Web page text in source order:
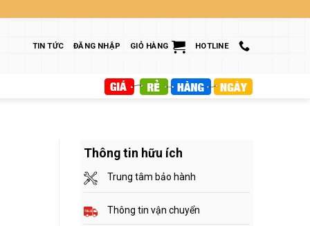
TIN TỨC ĐĂNG NHẬP GIỎ HÀNG HOTLINE
Thông tin hữu ích
Trung tâm bảo hành
Thông tin vận chuyển